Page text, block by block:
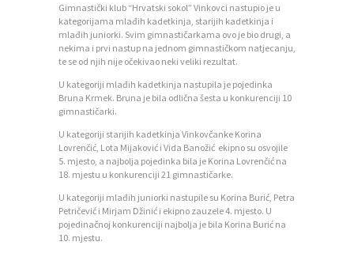
Gimnastički klub “Hrvatski sokol” Vinkovci nastupio je u
kategorijama mlađih kadetkinja, starijih kadetkinja i
mlađih juniorki. Svim gimnastičarkama ovo je bio drugi, a
nekima i prvi nastup na jednom gimnastičkom natjecanju,
te se od njih nije očekivao neki veliki rezultat.
U kategoriji mlađih kadetkinja nastupila je pojedinka
Bruna Krmek. Bruna je bila odlična šesta u konkurenciji 10
gimnastičarki.
U kategoriji starijih kadetkinja Vinkovčanke Korina
Lovrenčić, Lota Mijaković i Vida Banožić ekipno su osvojile
5. mjesto, a najbolja pojedinka bila je Korina Lovrenčić na
18. mjestu u konkurenciji 21 gimnastičarke.
U kategoriji mlađih juniorki nastupile su Korina Burić, Petra
Petričević i Mirjam Džinić i ekipno zauzele 4. mjesto. U
pojedinačnoj konkurenciji najbolja je bila Korina Burić na
10. mjestu.